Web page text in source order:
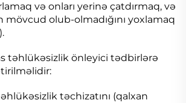
və onları yerinə çatdırmaq, və
mövcud olub-olmadığını yoxlamaq
təhlükəsizlik önleyici tədbirlərə
təchizatını (qalxan